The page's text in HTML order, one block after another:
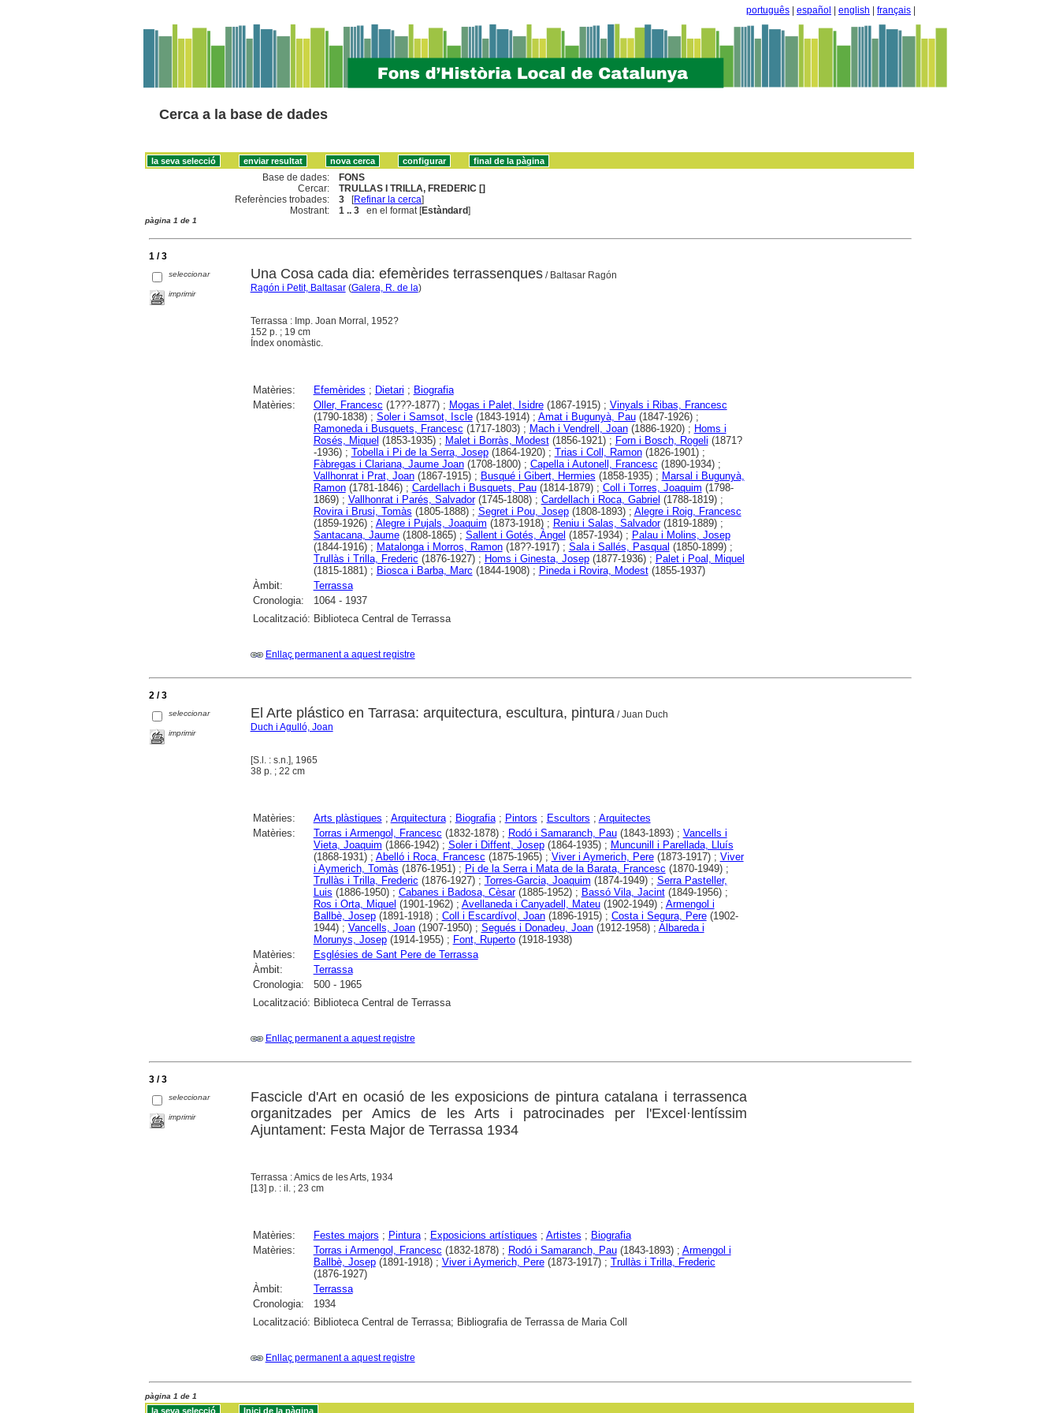
português español english français
Cerca a la base de dades
Base de dades:
FONS
Cercar:
TRULLAS I TRILLA, FREDERIC []
Referències trobades:
3 [Refinar la cerca]
Mostrant:
1 .. 3 en el format [Estàndard]
pàgina 1 de 1
1 / 3
seleccionar
imprimir
Una Cosa cada dia: efemèrides terrassenques/ Baltasar Ragón
Ragón i Petit, Baltasar(Galera, R. de la)
Terrassa : Imp. Joan Morral, 1952?
152 p. ; 19 cm
Índex onomàstic.
Matèries: Efemèrides ; Dietari ; Biografia
Matèries:
Oller, Francesc (1???-1877) ; Mogas i Palet, Isidre(1867-1915) ; Vinyals i Ribas, Francesc
(1790-1838) ; Soler i Samsot, Iscle(1843-1914) ; Amat i Bugunyà, Pau(1847-1926) ;
Ramoneda i Busquets, Francesc (1717-1803) ; Mach i Vendrell, Joan(1886-1920) ; Homs i
Rosés, Miquel (1853-1935) ; Malet i Borràs, Modest(1856-1921) ; Forn i Bosch, Rogeli (1871?
-1936) ; Tobella i Pi de la Serra, Josep(1864-1920) ; Trias i Coll, Ramon(1826-1901) ;
Fàbregas i Clariana, Jaume Joan(1708-1800) ; Capella i Autonell, Francesc (1890-1934) ;
Vallhonrat i Prat, Joan(1867-1915) ; Busqué i Gibert, Hermies (1858-1935) ; Marsal i Bugunyà,
Ramon(1781-1846) ; Cardellach i Busquets, Pau(1814-1879) ; Coll i Torres, Joaquim (1798-
1869) ; Vallhonrat i Parés, Salvador(1745-1808) ; Cardellach i Roca, Gabriel (1788-1819) ;
Rovira i Brusi, Tomàs (1805-1888) ; Segret i Pou, Josep(1808-1893) ; Alegre i Roig, Francesc
(1859-1926) ; Alegre i Pujals, Joaquim (1873-1918) ; Reniu i Salas, Salvador(1819-1889) ;
Santacana, Jaume(1808-1865) ; Sallent i Gotés, Àngel (1857-1934) ; Palau i Molins, Josep
(1844-1916) ; Matalonga i Morros, Ramon(18??-1917) ; Sala i Sallés, Pasqual (1850-1899) ;
Trullàs i Trilla, Frederic (1876-1927) ; Homs i Ginesta, Josep(1877-1936) ; Palet i Poal, Miquel
(1815-1881) ; Biosca i Barba, Marc (1844-1908) ; Pineda i Rovira, Modest(1855-1937)
Àmbit:
Terrassa
Cronologia:
1064 - 1937
Localització: Biblioteca Central de Terrassa
Enllaç permanent a aquest registre
2 / 3
seleccionar
imprimir
El Arte plástico en Tarrasa: arquitectura, escultura, pintura/ Juan Duch
Duch i Agulló, Joan
[S.l. : s.n.], 1965
38 p. ; 22 cm
Matèries: Arts plàstiques ; Arquitectura; Biografia; Pintors ; Escultors ; Arquitectes
Matèries:
Torras i Armengol, Francesc (1832-1878) ; Rodó i Samaranch, Pau(1843-1893) ; Vancells i
Vieta, Joaquim (1866-1942) ; Soler i Diffent, Josep(1864-1935) ; Muncunill i Parellada, Lluís
(1868-1931) ; Abelló i Roca, Francesc (1875-1965) ; Viver i Aymerich, Pere(1873-1917) ; Viver
i Aymerich, Tomàs (1876-1951) ; Pi de la Serra i Mata de la Barata, Francesc (1870-1949) ;
Trullàs i Trilla, Frederic (1876-1927) ; Torres-Garcia, Joaquim (1874-1949) ; Serra Pasteller,
Luis (1886-1950) ; Cabanes i Badosa, Cèsar(1885-1952) ; Bassó Vila, Jacint(1849-1956) ;
Ros i Orta, Miquel (1901-1962) ; Avellaneda i Canyadell, Mateu(1902-1949) ; Armengol i
Ballbè, Josep(1891-1918) ; Coll i Escardívol, Joan(1896-1915) ; Costa i Segura, Pere(1902-
1944) ; Vancells, Joan(1907-1950) ; Segués i Donadeu, Joan(1912-1958) ; Albareda i
Morunys, Josep(1914-1955) ; Font, Ruperto(1918-1938)
Matèries:
Esglésies de Sant Pere de Terrassa
Àmbit:
Terrassa
Cronologia:
500 - 1965
Localització: Biblioteca Central de Terrassa
Enllaç permanent a aquest registre
3 / 3
seleccionar
imprimir
Fascicle d'Art en ocasió de les exposicions de pintura catalana i terrassenca
organitzades per Amics de les Arts i patrocinades per l'Excel·lentíssim
Ajuntament: Festa Major de Terrassa 1934
Terrassa : Amics de les Arts, 1934
[13] p. : il. ; 23 cm
Matèries: Festes majors ; Pintura; Exposicions artístiques ; Artistes ; Biografia
Matèries:
Torras i Armengol, Francesc (1832-1878) ; Rodó i Samaranch, Pau(1843-1893) ; Armengol i
Ballbè, Josep(1891-1918) ; Viver i Aymerich, Pere(1873-1917) ; Trullàs i Trilla, Frederic
(1876-1927)
Àmbit:
Terrassa
Cronologia:
1934
Localització: Biblioteca Central de Terrassa; Bibliografia de Terrassa de Maria Coll
Enllaç permanent a aquest registre
pàgina 1 de 1